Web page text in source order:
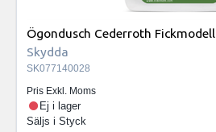
Ögondusch Cederroth Fickmodell
Skydda
SK077140028
Pris Exkl. Moms
Ej i lager
Säljs i Styck